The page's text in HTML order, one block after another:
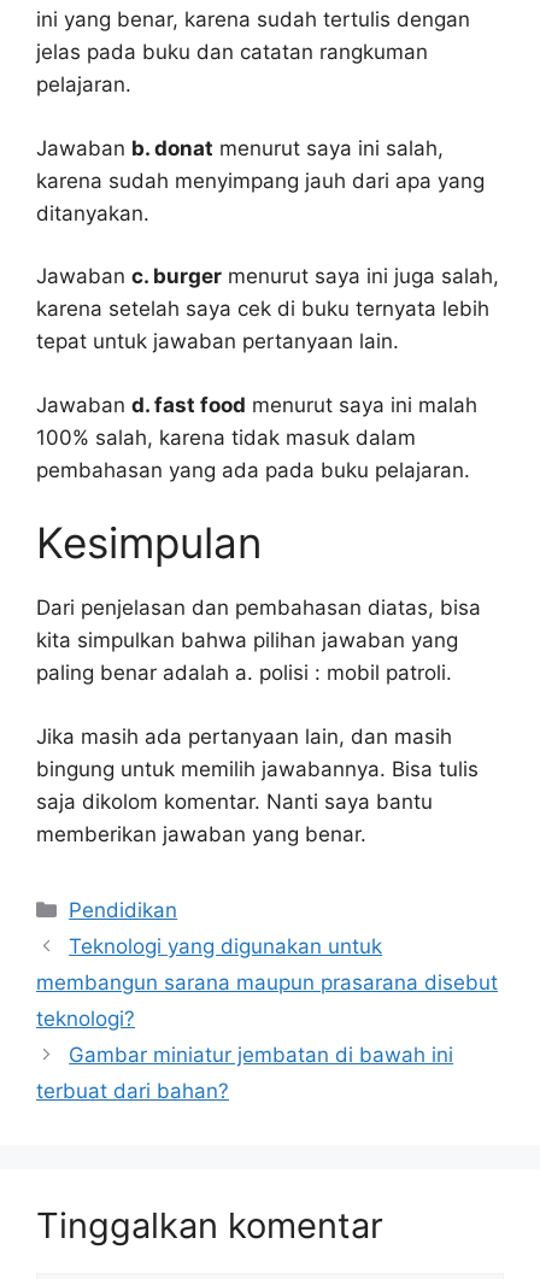
ini yang benar, karena sudah tertulis dengan
jelas pada buku dan catatan rangkuman
pelajaran.
Jawaban b. donat menurut saya ini salah,
karena sudah menyimpang jauh dari apa yang
ditanyakan.
Jawaban c. burger menurut saya ini juga salah,
karena setelah saya cek di buku ternyata lebih
tepat untuk jawaban pertanyaan lain.
Jawaban d. fast food menurut saya ini malah
100% salah, karena tidak masuk dalam
pembahasan yang ada pada buku pelajaran.
Kesimpulan
Dari penjelasan dan pembahasan diatas, bisa
kita simpulkan bahwa pilihan jawaban yang
paling benar adalah a. polisi : mobil patroli.
Jika masih ada pertanyaan lain, dan masih
bingung untuk memilih jawabannya. Bisa tulis
saja dikolom komentar. Nanti saya bantu
memberikan jawaban yang benar.
Kategori
Pendidikan
Teknologi yang digunakan untuk
membangun sarana maupun prasarana disebut
teknologi?
Gambar miniatur jembatan di bawah ini
terbuat dari bahan?
Tinggalkan komentar